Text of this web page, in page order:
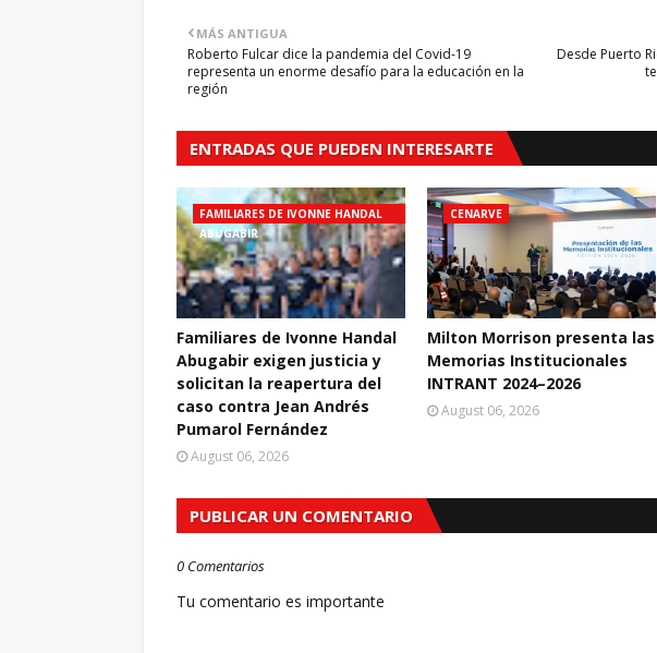
Desde Puerto
MÁS ANTIGUA
Roberto Fulcar dice la pandemia del Covid-19
representa un enorme desafío para la educación en la
región
ENTRADAS QUE PUEDEN INTERESARTE
FAMILIARES DE IVONNE HANDAL
ABUGABIR
Familiares de Ivonne Handal
Abugabir exigen justicia y
solicitan la reapertura del
caso contra Jean Andrés
Pumarol Fernández
August 06, 2026
CENARVE
Milton Morrison presenta las
Memorias Institucionales
INTRANT 2024–2026
August 06, 2026
PUBLICAR UN COMENTARIO
0 Comentarios
Tu comentario es importante